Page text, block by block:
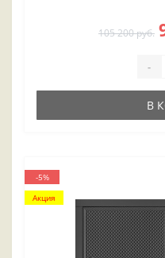
105 200 руб.
-
В
-5%
Акция